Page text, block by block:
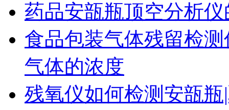
药品安瓿瓶顶空分析
食品包装气体残留检
气体的浓度
残氧仪如何检测安瓿